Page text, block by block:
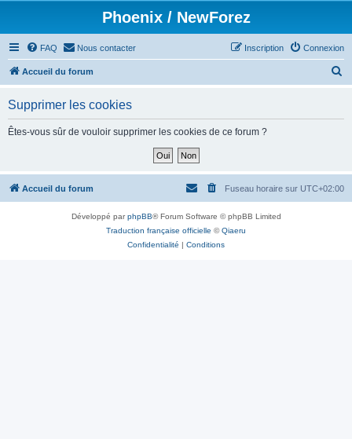
Phoenix / NewForez
FAQ Nous contacter Connexion
Inscription
Accueil du forum
h
Supprimer les cookies
Êtes-vous sûr de vouloir supprimer les cookies de ce forum ?
Accueil du forum Fuseau horaire sur UTC+02:00
Développé parphpBB® Forum Software © phpBB Limited
Traduction française officielle ©Qiaeru
Confidentialité | Conditions